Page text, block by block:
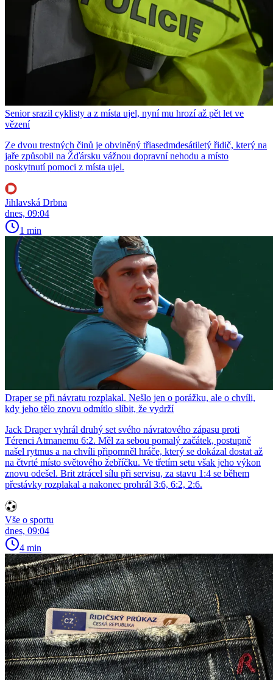
Senior srazil cyklisty a z místa ujel, nyní mu hrozí až pět let ve
vězení
Ze dvou trestných činů je obviněný třiasedmdesátiletý řidič, který na
jaře způsobil na Žďársku vážnou dopravní nehodu a místo
poskytnutí pomoci z místa ujel.
Jihlavská Drbna
dnes, 09:04
1 min
Draper se při návratu rozplakal. Nešlo jen o porážku, ale o chvíli,
kdy jeho tělo znovu odmítlo slíbit, že vydrží
Jack Draper vyhrál druhý set svého návratového zápasu proti
Térenci Atmanemu 6:2. Měl za sebou pomalý začátek, postupně
našel rytmus a na chvíli připomněl hráče, který se dokázal dostat až
na čtvrté místo světového žebříčku. Ve třetím setu však jeho výkon
znovu odešel. Brit ztrácel sílu při servisu, za stavu 1:4 se během
přestávky rozplakal a nakonec prohrál 3:6, 6:2, 2:6.
Vše o sportu
dnes, 09:04
4 min